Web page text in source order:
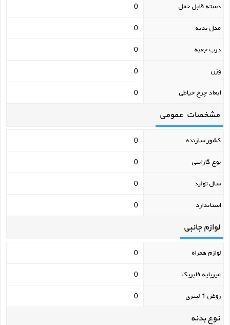
دسته قابل حمل 0
مدل بدنه 0
درب جعبه 0
وزن 0
ابعاد چرخ خیاطی 0
مشخصات عمومی
کشور سازنده 0
نوع گارانتی 0
سال تولید 0
استاندارد 0
لوازم جانبی
لوازم همراه 0
میزپایه فابریک 0
روغن 1 لیتری 0
نوع بدنه